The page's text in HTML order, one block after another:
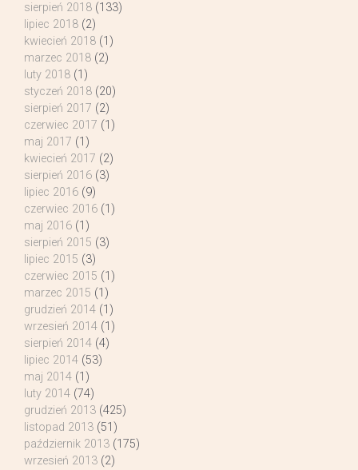
sierpień 2018 (133)
lipiec 2018 (2)
kwiecień 2018 (1)
marzec 2018 (2)
luty 2018 (1)
styczeń 2018 (20)
sierpień 2017 (2)
czerwiec 2017 (1)
maj 2017 (1)
kwiecień 2017 (2)
sierpień 2016 (3)
lipiec 2016 (9)
czerwiec 2016 (1)
maj 2016 (1)
sierpień 2015 (3)
lipiec 2015 (3)
czerwiec 2015 (1)
marzec 2015 (1)
grudzień 2014 (1)
wrzesień 2014 (1)
sierpień 2014 (4)
lipiec 2014 (53)
maj 2014 (1)
luty 2014 (74)
grudzień 2013 (425)
listopad 2013 (51)
październik 2013 (175)
wrzesień 2013 (2)